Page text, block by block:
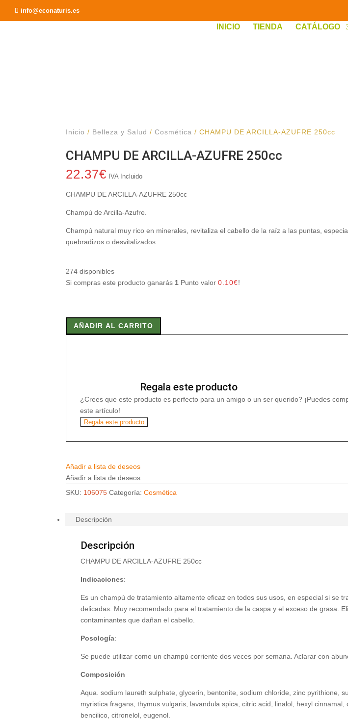
info@econaturis.es
INICIO TIENDA CATÁLOGO
Inicio / Belleza y Salud /Cosmética / CHAMPU DE ARCILLA-AZUFRE 250cc
CHAMPU DE ARCILLA-AZUFRE 250cc
22.37€ IVA Incluido
CHAMPU DE ARCILLA-AZUFRE 250cc
Champú de Arcilla-Azufre.
Champú natural muy rico en minerales, revitaliza el cabello de la raíz a las puntas,
quebradizos o desvitalizados.
274 disponibles
Si compras este producto ganarás 1 Punto valor0.10€!
DE
ARCILLA-
AÑADIR AL CARRITO
Regala este producto
¿Crees que este producto es perfecto para un amigo o un ser querido? ¡Puedes
este artículo!
Regala este producto
Añadir a lista de deseos
Añadir a lista de deseos
SKU: 106075 Categoría:Cosmética
Descripción
Descripción
CHAMPU DE ARCILLA-AZUFRE 250cc
Indicaciones:
Es un champú de tratamiento altamente eficaz en todos sus usos, en especial si se
delicadas. Muy recomendado para el tratamiento de la caspa y el exceso de grasa.
contaminantes que dañan el cabello.
Posología:
Se puede utilizar como un champú corriente dos veces por semana. Aclarar con
Composición
Aqua. sodium laureth sulphate, glycerin, bentonite, sodium chloride, zinc pyrithione,
myristica fragans, thymus vulgaris, lavandula spica, citric acid, linalol, hexyl
bencilico, citronelol, eugenol.